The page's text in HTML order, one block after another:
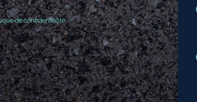
de confidentialité.